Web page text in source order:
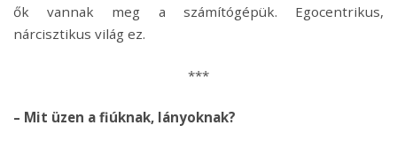
ők vannak meg a számítógépük. Egocentrikus,
nárcisztikus világ ez.
***
– Mit üzen a fiúknak, lányoknak?